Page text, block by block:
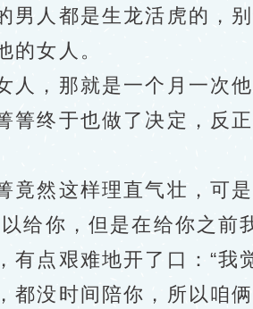
男人都是生龙活虎的，
的女人。
，那就是一个月一次他
终于也做了决定，反正
然这样理直气壮，可是
给你，但是在给你之前
点艰难地开了口：“我
都没时间陪你，所以咱